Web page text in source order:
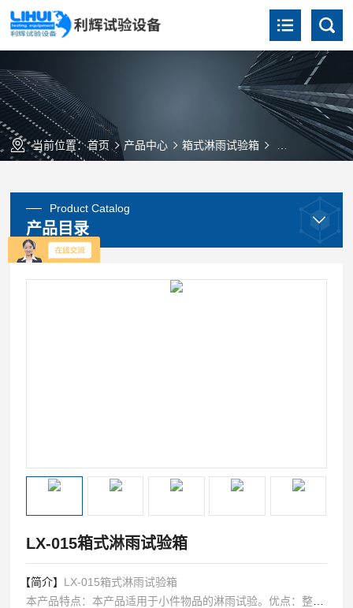
当前位置：首页 产品中心 箱式淋雨试验箱 LX-015箱式淋
Product Catalog
产品目录
LX-015箱式淋雨试验箱
【简介】 LX-015箱式淋雨试验箱
本产品特点：本产品适用于小件物品的淋雨试验。优点：整个